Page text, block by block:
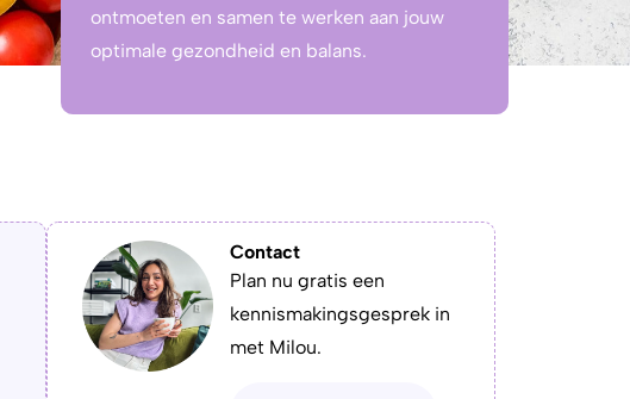
ontmoeten en samen te werken aan jouw
optimale gezondheid en balans.
Contact
Plan nu gratis een
kennismakingsgesprek in
met Milou.